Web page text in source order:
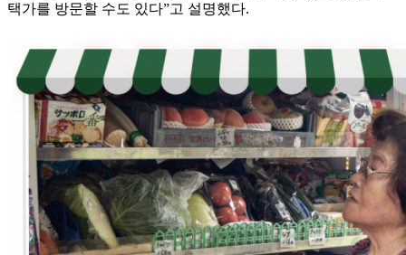
택가를 방문할 수도 있다”고 설명했다.